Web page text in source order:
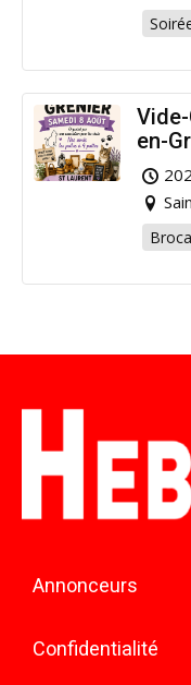
en-
pour